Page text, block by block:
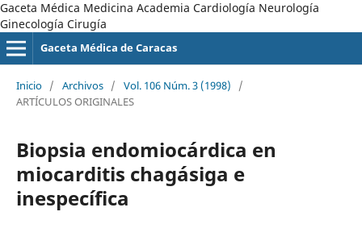
Gaceta Médica Medicina Academia Cardiología Neurología
Ginecología Cirugía
Gaceta Médica de Caracas
Inicio / Archivos / Vol. 106 Núm. 3 (1998)
/
ARTÍCULOS ORIGINALES
Biopsia endomiocárdica en
miocarditis chagásiga e
inespecífica